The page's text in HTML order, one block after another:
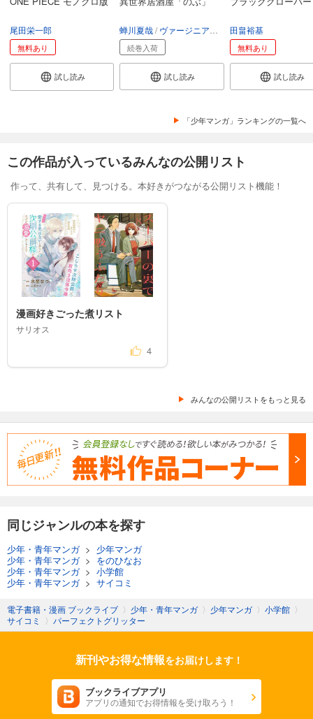
尾田栄一郎
無料あり
試し読み
蝉川夏哉 ヴァージニア二等兵 転
続巻入荷
試し読み
田畠裕基
無料あり
試し読み
「少年マンガ」ランキングの一覧へ
この作品が入っているみんなの公開リスト
作って、共有して、見つける。本好きがつながる公開リスト機能！
漫画好きごった煮リスト
サリオス
4
みんなの公開リストをもっと見る
同じジャンルの本を探す
少年・青年マンガ> 少年マンガ
少年・青年マンガ> をのひなお
少年・青年マンガ> 小学館
少年・青年マンガ> サイコミ
電子書籍・漫画 ブックライブ 〉 少年・青年マンガ 〉 少年マンガ 〉 小学館 〉
サイコミ
〉 パーフェクトグリッター
新刊やお得な情報をお届けします！
ブックライブアプリ
アプリの通知でお得情報を受け取ろう！